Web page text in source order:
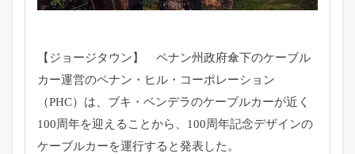
【ジョージタウン】 ペナン州政府傘下のケーブル
カー運営のペナン・ヒル・ コーポレーション
（PHC）は、ブキ・ ベンデラのケーブルカーが近く
100周年を迎えることから、 100周年記念デザインの
ケーブルカーを運行すると発表した。